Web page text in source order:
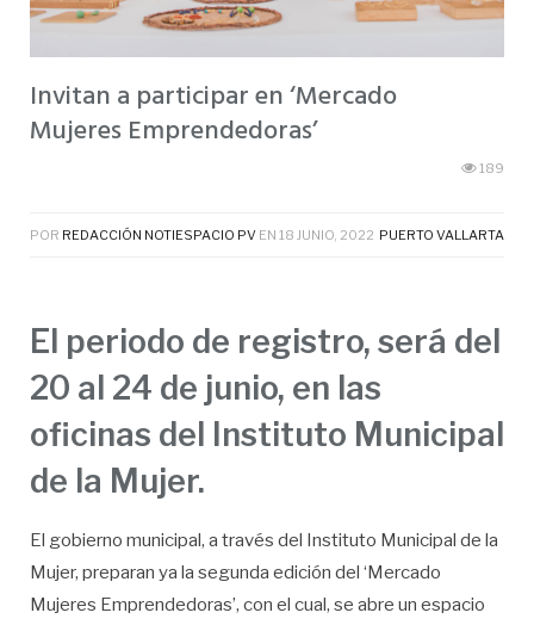
Invitan a participar en ‘Mercado
Mujeres Emprendedoras’
189
POR REDACCIÓN NOTIESPACIO PV EN 18 JUNIO, 2022 PUERTO VALLARTA
El periodo de registro, será del
20 al 24 de junio, en las
oficinas del Instituto Municipal
de la Mujer.
El gobierno municipal, a través del Instituto Municipal de la
Mujer, preparan ya la segunda edición del ‘Mercado
Mujeres Emprendedoras’, con el cual, se abre un espacio